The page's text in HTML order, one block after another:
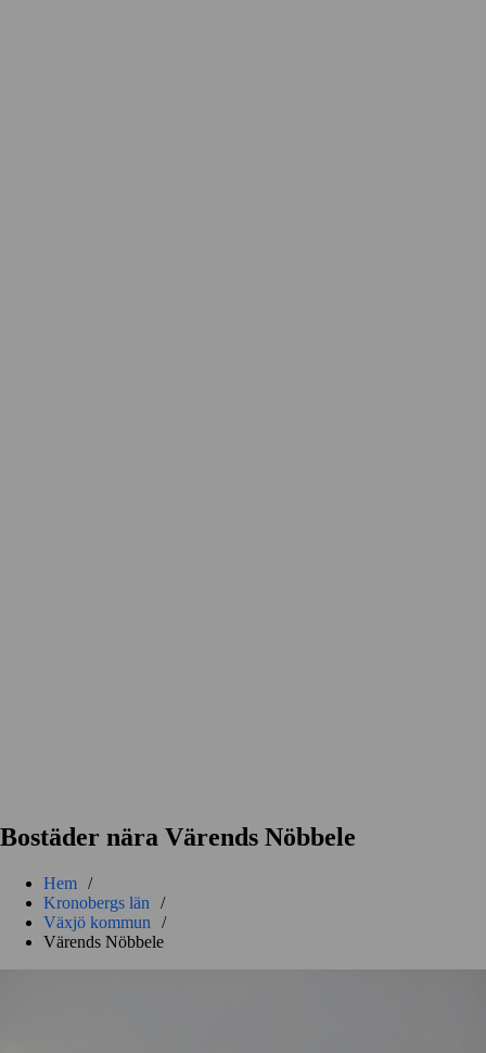
Bostäder nära Värends Nöbbele
Hem /
Kronobergs län
/
Växjö kommun
/
Värends Nöbbele